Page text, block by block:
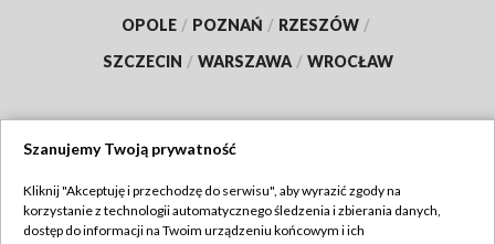
OPOLE / POZNAŃ / RZESZÓW /
SZCZECIN / WARSZAWA / WROCŁAW
TVP
Szanujemy Twoją prywatność
Kliknij "Akceptuję i przechodzę do serwisu", aby wyrazić zgody na
korzystanie z technologii automatycznego śledzenia i zbierania danych,
dostęp do informacji na Twoim urządzeniu końcowym i ich